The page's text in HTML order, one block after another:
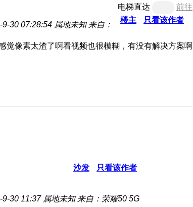
电梯直达
前往
楼主
只看该作者
9-30 07:28:54 属地未知 来自：
觉像素太渣了啊看视频也很模糊，有没有解决方案啊
沙发 只看该作者
9-30 11:37 属地未知 来自：荣耀50 5G